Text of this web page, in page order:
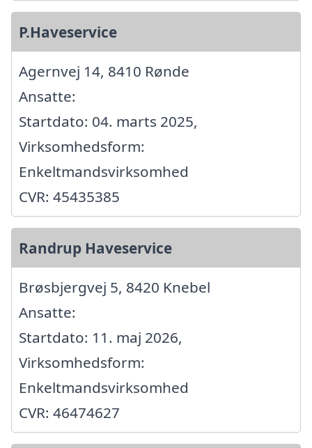
P.Haveservice
Agernvej 14, 8410 Rønde
Ansatte:
Startdato: 04. marts 2025,
Virksomhedsform:
Enkeltmandsvirksomhed
CVR: 45435385
Randrup Haveservice
Brøsbjergvej 5, 8420 Knebel
Ansatte:
Startdato: 11. maj 2026,
Virksomhedsform:
Enkeltmandsvirksomhed
CVR: 46474627